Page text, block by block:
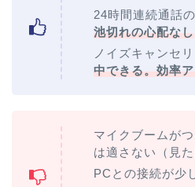
24時間連続通話
池切れの心配なし
ノイズキャンセ
中できる。効率
マイクブームが
は適さない（見た
PCとの接続が少